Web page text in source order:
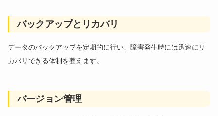
バックアップとリカバリ
データのバックアップを定期的に行い、障害発生時には迅速にリ
カバリできる体制を整えます。
バージョン管理